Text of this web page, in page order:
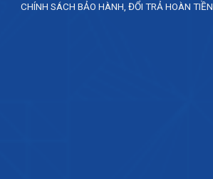
CHÍNH SÁCH BẢO HÀNH, ĐỔI TRẢ HOÀN TIỀN